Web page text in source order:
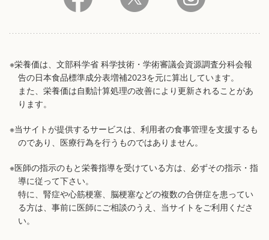
※栄養価は、文部科学省 科学技術・学術審議会資源調査分科会報
告の日本食品標準成分表増補2023を元に算出しています。
また、栄養価は自動計算処理の改善により更新されることがあ
ります。
※当サイトが提供するサービスは、利用者の食事管理を支援するも
のであり、医療行為を行うものではありません。
※医師の指示のもと栄養指導を受けている方は、必ずその指示・指
導に従って下さい。
特に、腎症や心筋梗塞、脳梗塞などの複数の合併症を患ってい
る方は、事前に医師にご相談のうえ、当サイトをご利用くださ
い。